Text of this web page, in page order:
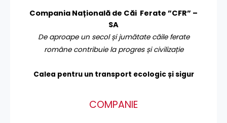
Compania Națională de Căi Ferate ”CFR” –
SA
De aproape un secol și jumătate căile ferate
române contribuie la progres și civilizație
Calea pentru un transport ecologic și sigur
COMPANIE